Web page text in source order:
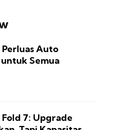
Perluas Auto
Semua
7: Upgrade